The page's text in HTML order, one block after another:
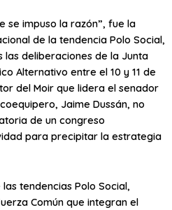
se impuso la razón”, fue la
de la tendencia Polo Social,
las deliberaciones de la Junta
Alternativo entre el 10 y 11 de
del Moir que lidera el senador
Jaime Dussán, no
de un congreso
para precipitar la estrategia
tendencias Polo Social,
Común que integran el